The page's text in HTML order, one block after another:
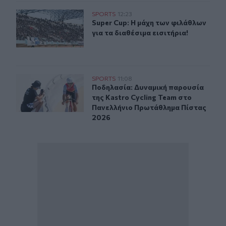
Super Cup: Η μάχη των φιλάθλων για τα διαθέσιμα
SPORTS 12:23
Super Cup: Η μάχη των φιλάθλων
Super Cup: Η μάχη των φιλάθλων
για τα διαθέσιμα εισιτήρια!
Ποδηλασία: Δυναμική παρουσία της Kastro Cycling
SPORTS 11:08
Ποδηλασία: Δυναμική παρουσία
Ποδηλασία: Δυναμική παρουσία
της Kastro Cycling Team στο
Πανελλήνιο Πρωτάθλημα Πίστας
2026